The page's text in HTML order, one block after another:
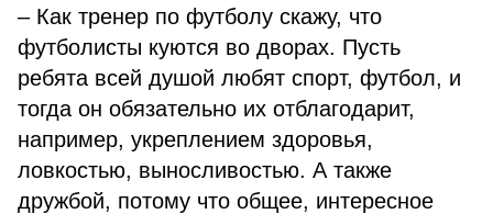
– Как тренер по футболу скажу, что
футболисты куются во дворах. Пусть
ребята всей душой любят спорт, футбол, и
тогда он обязательно их отблагодарит,
например, укреплением здоровья,
ловкостью, выносливостью. А также
дружбой, потому что общее, интересное